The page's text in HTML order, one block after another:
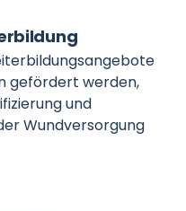
gefördert werden,
und
Wundversorgung